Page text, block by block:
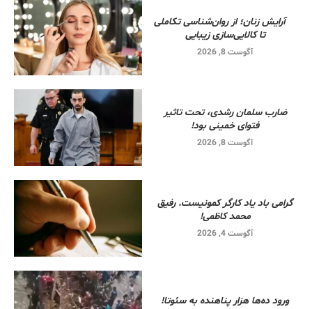
آرایش زنان؛ از روان‌شناسی تکاملی
تا کالایی‌سازی زیبایی
آگوست 8, 2026
ضارب سلمان رشدی، تحت تاثیر
فتوای خمینی بود!
آگوست 8, 2026
گرامی باد یاد کارگر کمونیست. رفیق
محمد کاظمی!
آگوست 4, 2026
ورود ده‌ها هزار پناهنده به سئوتا!